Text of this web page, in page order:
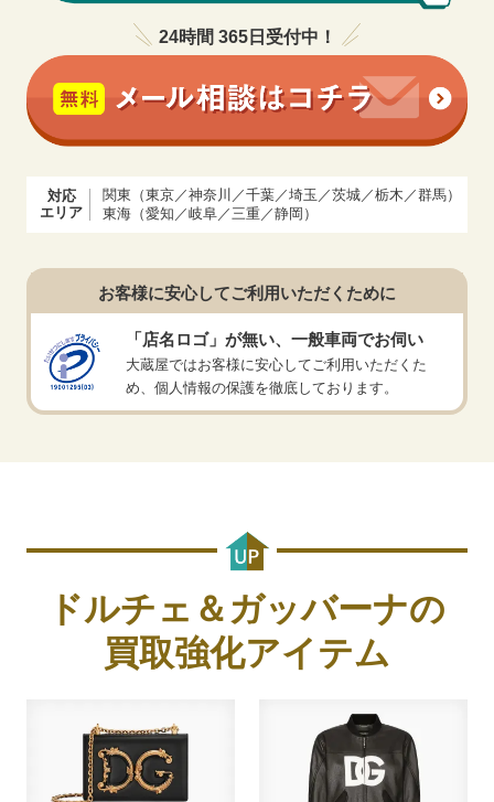
ドルチェ&ガッバーナ G81A8T
FH7MH 総柄 Tシャツ
5,000
ドルチェ&ガッバーナ スパンコー
ルスーパーマン Tシャツ
5,000円
メンズ グレー
8,500円
ンコール×カラーストーン
25,000円
24時間 365日受付中！
対応
エリア
関東（東京／神奈川／千葉／埼玉／茨城／栃木／群馬）
東海（愛知／岐阜／三重／静岡）
お客様に安心してご利用いただくために
「店名ロゴ」が無い、一般車両でお伺い
大蔵屋ではお客様に安心してご利用いただくた
め、個人情報の保護を徹底しております。
ドルチェ＆ガッバーナの
買取強化アイテム